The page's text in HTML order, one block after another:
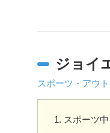
ジョイ
スポーツ・アウ
スポーツ